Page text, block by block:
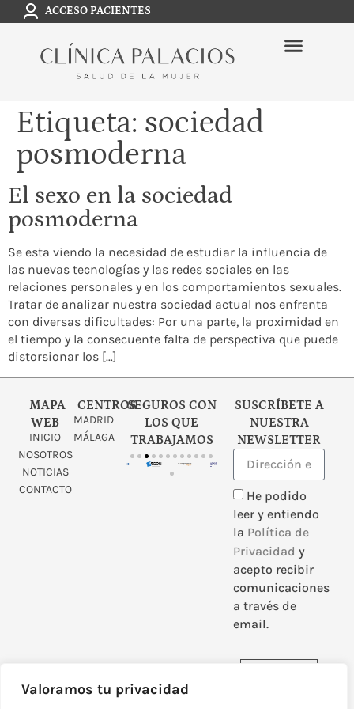
Valoramos tu privacidad
ACCESO PACIENTES
Etiqueta: sociedad
posmoderna
El sexo en la sociedad
posmoderna
Se esta viendo la necesidad de estudiar la influencia de
las nuevas tecnologías y las redes sociales en las
relaciones personales y en los comportamientos sexuales.
Tratar de analizar nuestra sociedad actual nos enfrenta
con diversas dificultades: Por una parte, la proximidad en
el tiempo y la consecuente falta de perspectiva que puede
distorsionar los […]
MAPA
WEB
INICIO
NOSOTROS
NOTICIAS
CONTACTO
CENTROS
MADRID
MÁLAGA
SEGUROS CON
LOS QUE
TRABAJAMOS
SUSCRÍBETE A
NUESTRA
NEWSLETTER
He podido
leer y entiendo
la Política de
Privacidad y
acepto recibir
comunicaciones
a través de
email.